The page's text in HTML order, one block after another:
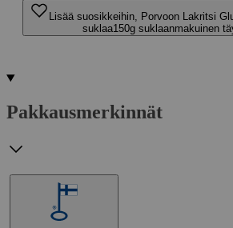
Lisää suosikkeihin, Porvoon Lakritsi
suklaa150g suklaanmakuinen
Pakkausmerkinnät